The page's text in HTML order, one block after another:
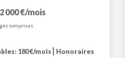
000 €/mois
comprises
180 €/mois | Honoraires